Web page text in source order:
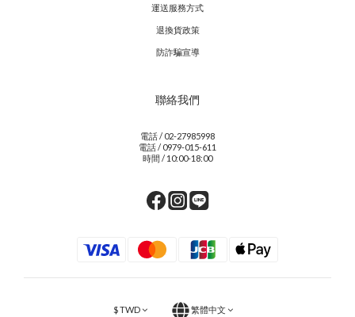
運送服務方式
退換貨政策
防詐騙宣導
聯絡我們
電話 / 02-27985998
電話 / 0979-015-611
時間 / 10:00-18:00
$TWD 繁體中文